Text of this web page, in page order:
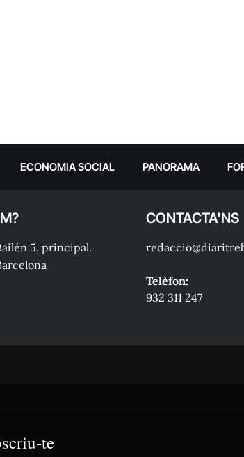
ECONOMIA SOCIAL PANORAMA
5, principal.
CONTACTA'NS
Telèfon:
932 311 247